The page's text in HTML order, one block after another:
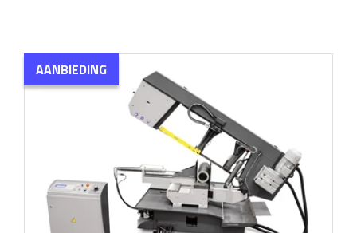
AANBIEDING